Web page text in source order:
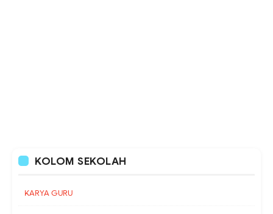
KOLOM SEKOLAH
KARYA GURU